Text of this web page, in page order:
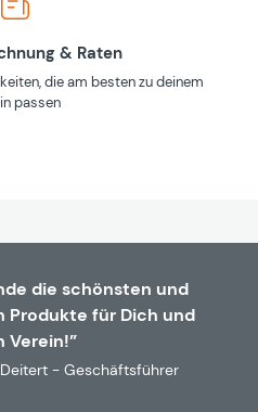
& Raten
die am besten zu deinem
passen
die schönsten und
Produkte für Dich und
Verein!”
- Geschäftsführer